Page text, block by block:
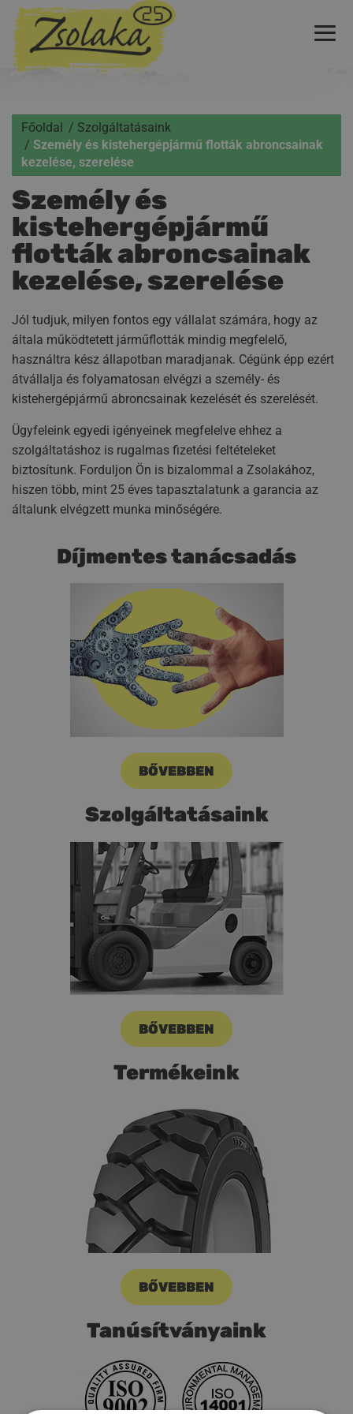
Díjmentes tanácsadás
BŐVEBBEN
Szolgáltatásaink
BŐVEBBEN
Termékeink
BŐVEBBEN
Tanúsítványaink
Főoldal
Szolgáltatásaink
Személy és kistehergépjármű flották abroncsainak
kezelése, szerelése
Személy és
kistehergépjármű
flották abroncsainak
kezelése, szerelése
Jól tudjuk, milyen fontos egy vállalat számára, hogy az
általa működtetett járműflották mindig megfelelő,
használtra kész állapotban maradjanak. Cégünk épp ezért
átvállalja és folyamatosan elvégzi a személy- és
kistehergépjármű abroncsainak kezelését és szerelését.
Ügyfeleink egyedi igényeinek megfelelve ehhez a
szolgáltatáshoz is rugalmas fizetési feltételeket
biztosítunk. Forduljon Ön is bizalommal a Zsolakához,
hiszen több, mint 25 éves tapasztalatunk a garancia az
általunk elvégzett munka minőségére.